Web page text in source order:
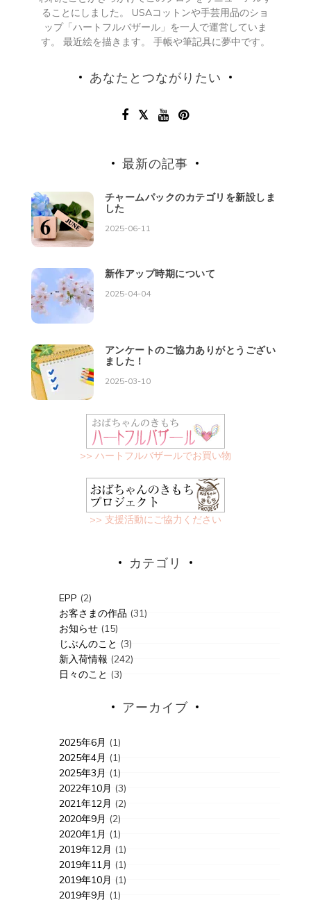
ることにしました。 USAコットンや手芸用品のショ
ップ「ハートフルバザール」を一人で運営していま
す。 最近絵を描きます。 手帳や筆記具に夢中です。
あなたとつながりたい
最新の記事
チャームパックのカテゴリを新設しま
した
2025-06-11
新作アップ時期について
2025-04-04
アンケートのご協力ありがとうござい
ました！
2025-03-10
>> ハートフルバザールでお買い物
>> 支援活動にご協力ください
カテゴリ
EPP (2)
お客さまの作品 (31)
お知らせ(15)
じぶんのこと (3)
新入荷情報 (242)
日々のこと (3)
アーカイブ
2025年6月 (1)
2025年4月 (1)
2025年3月 (1)
2022年10月 (3)
2021年12月 (2)
2020年9月 (2)
2020年1月 (1)
2019年12月 (1)
2019年11月 (1)
2019年10月 (1)
2019年9月 (1)